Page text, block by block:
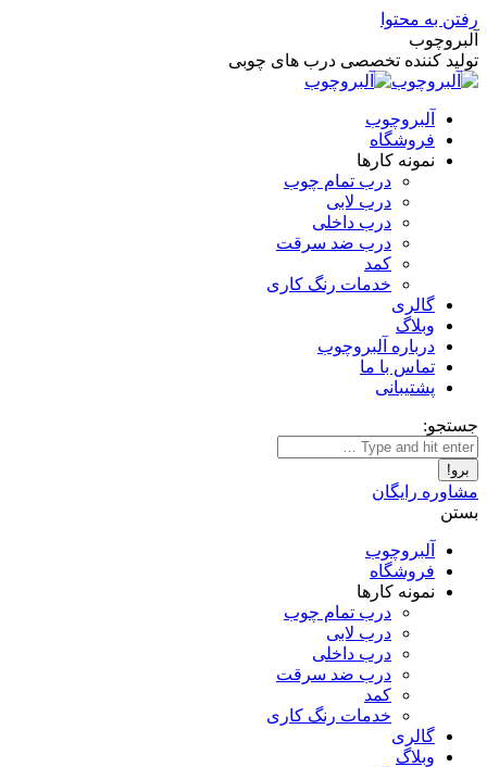
رفتن به محتوا
آلبروچوب
تولید کننده تخصصی درب های چوبی
آلبروچوب
فروشگاه
نمونه کارها
درب تمام چوب
درب لابی
درب داخلی
درب ضد سرقت
کمد
خدمات رنگ کاری
گالری
وبلاگ
درباره آلبروچوب
تماس با ما
پشتیبانی
جستجو:
مشاوره رایگان
بستن
آلبروچوب
فروشگاه
نمونه کارها
درب تمام چوب
درب لابی
درب داخلی
درب ضد سرقت
کمد
خدمات رنگ کاری
گالری
وبلاگ